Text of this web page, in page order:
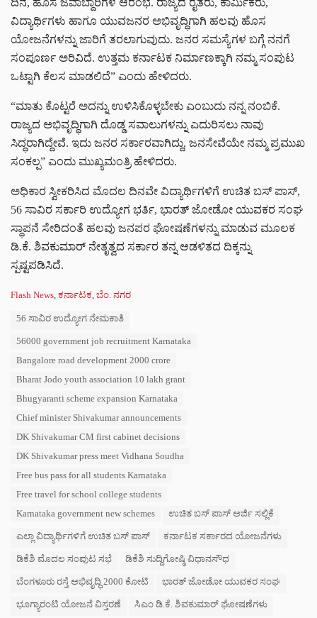
ದಿನ, ಹೊಸ ಜವಾಬ್ದಾರಿಗಳ ಆರಂಭ. ರಾಜ್ಯದ ರೈತರು, ಕಾರ್ಮಿಕರು,
ವಿದ್ಯಾರ್ಥಿಗಳು ಹಾಗೂ ಯುವಜನರ ಅಭಿವೃದ್ಧಿಗಾಗಿ ಹಲವು ಹೊಸ
ಯೋಜನೆಗಳನ್ನು ಜಾರಿಗೆ ತರಲಾಗುವುದು. ಜನರ ಸಮಸ್ಯೆಗಳ ಬಗ್ಗೆ ನನಗೆ
ಸಂಪೂರ್ಣ ಅರಿವಿದೆ. ಉತ್ತಮ ಕರ್ನಾಟಕ ನಿರ್ಮಾಣಕ್ಕಾಗಿ ನಮ್ಮ ಸಂಪುಟ
ಒಟ್ಟಾಗಿ ಕೆಲಸ ಮಾಡಲಿದೆ” ಎಂದು ಹೇಳಿದರು.
“ಮಾತು ಕೊಟ್ಟರೆ ಅದನ್ನು ಉಳಿಸಿಕೊಳ್ಳಬೇಕು ಎಂಬುದು ನನ್ನ ನಂಬಿಕೆ.
ರಾಜ್ಯದ ಅಭಿವೃದ್ಧಿಗಾಗಿ ದೊಡ್ಡ ಸವಾಲುಗಳನ್ನು ಎದುರಿಸಲು ನಾವು
ಸಿದ್ಧರಾಗಿದ್ದೇವೆ. ಇದು ಜನರ ಸರ್ಕಾರವಾಗಿದ್ದು, ಜನಸೇವೆಯೇ ನಮ್ಮ ಪ್ರಮುಖ
ಸಂಕಲ್ಪ” ಎಂದು ಮುಖ್ಯಮಂತ್ರಿ ಹೇಳಿದರು.
ಅಧಿಕಾರ ಸ್ವೀಕರಿಸಿದ ಮೊದಲ ದಿನವೇ ವಿದ್ಯಾರ್ಥಿಗಳಿಗೆ ಉಚಿತ ಬಸ್‌ ಪಾಸ್‌,
56 ಸಾವಿರ ಸರ್ಕಾರಿ ಉದ್ಯೋಗ ಭರ್ತಿ, ಭಾರತ್‌ ಜೋಡೋ ಯುವಕರ ಸಂಘ
ಸ್ಥಾಪನೆ ಸೇರಿದಂತೆ ಹಲವು ಜನಪರ ಘೋಷಣೆಗಳನ್ನು ಮಾಡುವ ಮೂಲಕ
ಡಿ.ಕೆ. ಶಿವಕುಮಾರ್ ನೇತೃತ್ವದ ಸರ್ಕಾರ ತನ್ನ ಆಡಳಿತದ ದಿಕ್ಕನ್ನು
ಸ್ಪಷ್ಟಪಡಿಸಿದೆ.
C
Flash News ಕರ್ನಾಟಕ ಬೆಂ. ನಗರ
56 ಸಾವಿರ ಉದ್ಯೋಗ ನೇಮಕಾತಿ
56000 government job recruitment Karnataka
Bangalore road development 2000 crore
Bharat Jodo youth association 10 lakh grant
Bhugyaranti scheme expansion Karnataka
Chief minister Shivakumar announcements
DK Shivakumar CM first cabinet decisions
DK Shivakumar press meet Vidhana Soudha
Free bus pass for all students Karnataka
Free travel for school college students
Karnataka government new schemes
ಉಚಿತ ಬಸ್ ಪಾಸ್ ಅರ್ಜಿ ಸಲ್ಲಿಕೆ
ಎಲ್ಲಾ ವಿದ್ಯಾರ್ಥಿಗಳಿಗೆ ಉಚಿತ ಬಸ್ ಪಾಸ್ ಕರ್ನಾಟಕ ಸರ್ಕಾರದ ಯೋಜನೆಗಳು
ಡಿಕೆಶಿ ಮೊದಲ ಸಂಪುಟ ಸಭೆ ಡಿಕೆಶಿ ಸುದ್ದಿಗೋಷ್ಠಿ ವಿಧಾನಸೌಧ
ಬೆಂಗಳೂರು ರಸ್ತೆ ಅಭಿವೃದ್ಧಿ 2000 ಕೋಟಿ ಭಾರತ್ ಜೋಡೋ ಯುವಕರ ಸಂಘ
ಭೂಗ್ಯಾರಂಟಿ ಯೋಜನೆ ವಿಸ್ತರಣೆ ಸಿಎಂ ಡಿ.ಕೆ. ಶಿವಕುಮಾರ್ ಘೋಷಣೆಗಳು